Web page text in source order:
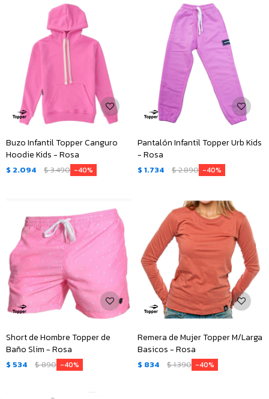
Buzo Infantil Topper Canguro
Hoodie Kids - Rosa
$ 2.094 $3.490 40
Pantalón Infantil Topper Urb Kids
- Rosa
$ 1.734 $2.890 40
Short de Hombre Topper de
Baño Slim - Rosa
$ 534 $890 40
Remera de Mujer Topper M/Larga
Basicos - Rosa
$ 834 $1.390 40